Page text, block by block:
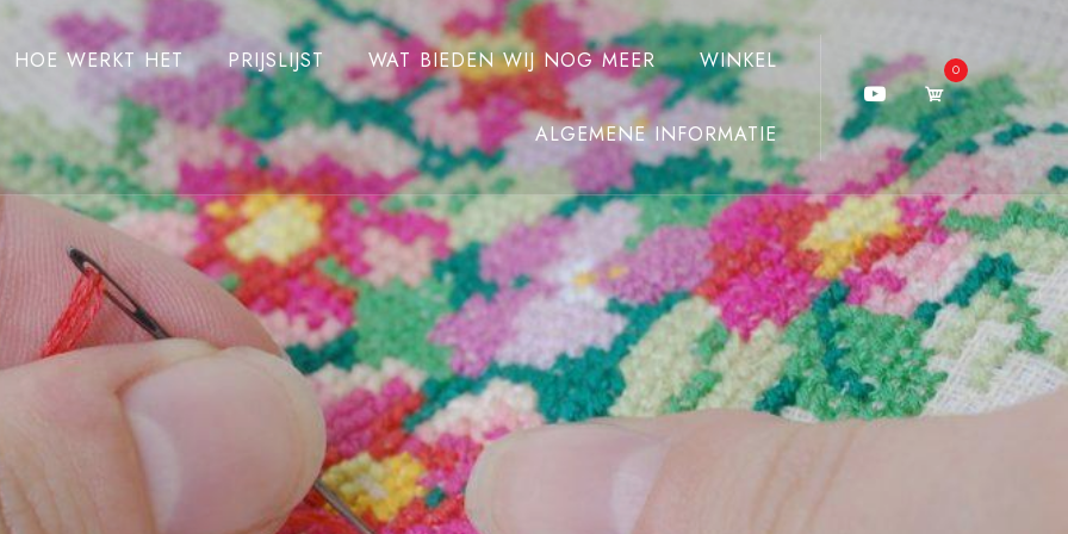
HOE WERKT HET PRIJSLIJST WAT BIEDEN WIJ NOG MEER WINKEL
ALGEMENE INFORMATIE
0